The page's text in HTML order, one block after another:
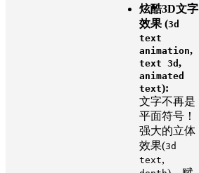
炫酷3D文字
效果 (3d
text
animation,
text 3d ,
animated
text):
文字不再是
平面符号！
强大的立体
效果(3d
text,